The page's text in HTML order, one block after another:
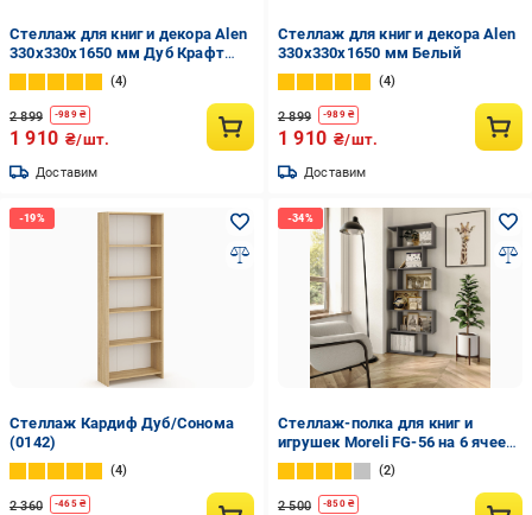
Стеллаж для книг и декора Alen
330x330x1650 мм Дуб Крафт
Золотой
4
2 899 -989₴
1 910 ₴/шт.
Доставим
Стеллаж для книг и декора Alen
330x330x1650 мм Белый
4
2 899 -989₴
1 910 ₴/шт.
Доставим
Стеллаж Кардиф Дуб/Сонома
(0142)
4
2 360 -465₴
Стеллаж-полка для книг и
игрушек Moreli FG-56 на 6 ячеек
700x1920x238 мм
Антрацитовый
2
2 500 -850₴